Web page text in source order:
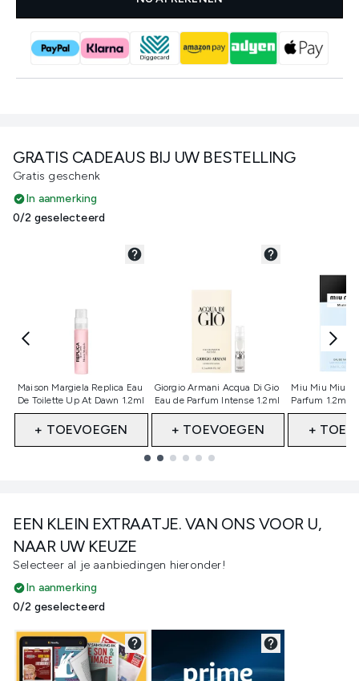
GRATIS CADEAUS BIJ UW BESTELLING
Gratis geschenk
In aanmerking
0/2 geselecteerd
Maison Margiela Replica Eau
De Toilette Up At Dawn 1.2ml
Niet geselecteerd
+ TOEVOEGEN
Giorgio Armani Acqua Di Gio
Eau de Parfum Intense 1.2ml
Niet geselecteerd
+ TOEVOEGEN
Miu Miu
Parfum 1.2ml
Niet
+
EEN KLEIN EXTRAATJE. VAN ONS VOOR U,
NAAR UW KEUZE
Selecteer al je aanbiedingen hieronder!
In aanmerking
0/2 geselecteerd